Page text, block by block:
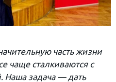
часть жизни
чаще сталкиваются с
Наша задача — дать